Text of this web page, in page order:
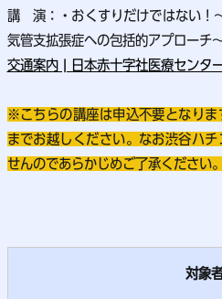
講 演：・ おくすりだけではない！
気管支拡張症への包括的アプローチ
交通案内 | 日本赤十字社医療センター
※こちらの講座は申込不要となり
までお越しください。なお渋谷ハ
せんのであらかじめご了承ください。
対象